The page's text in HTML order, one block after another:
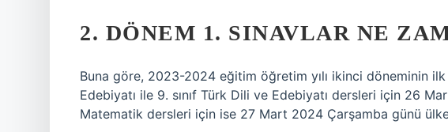
2. DÖNEM 1. SINAVLAR NE
Buna göre, 2023-2024 eğitim öğretim yılı ikinci döneminin ilk
Edebiyatı ile 9. sınıf Türk Dili ve Edebiyatı dersleri için 26
Matematik dersleri için ise 27 Mart 2024 Çarşamba günü